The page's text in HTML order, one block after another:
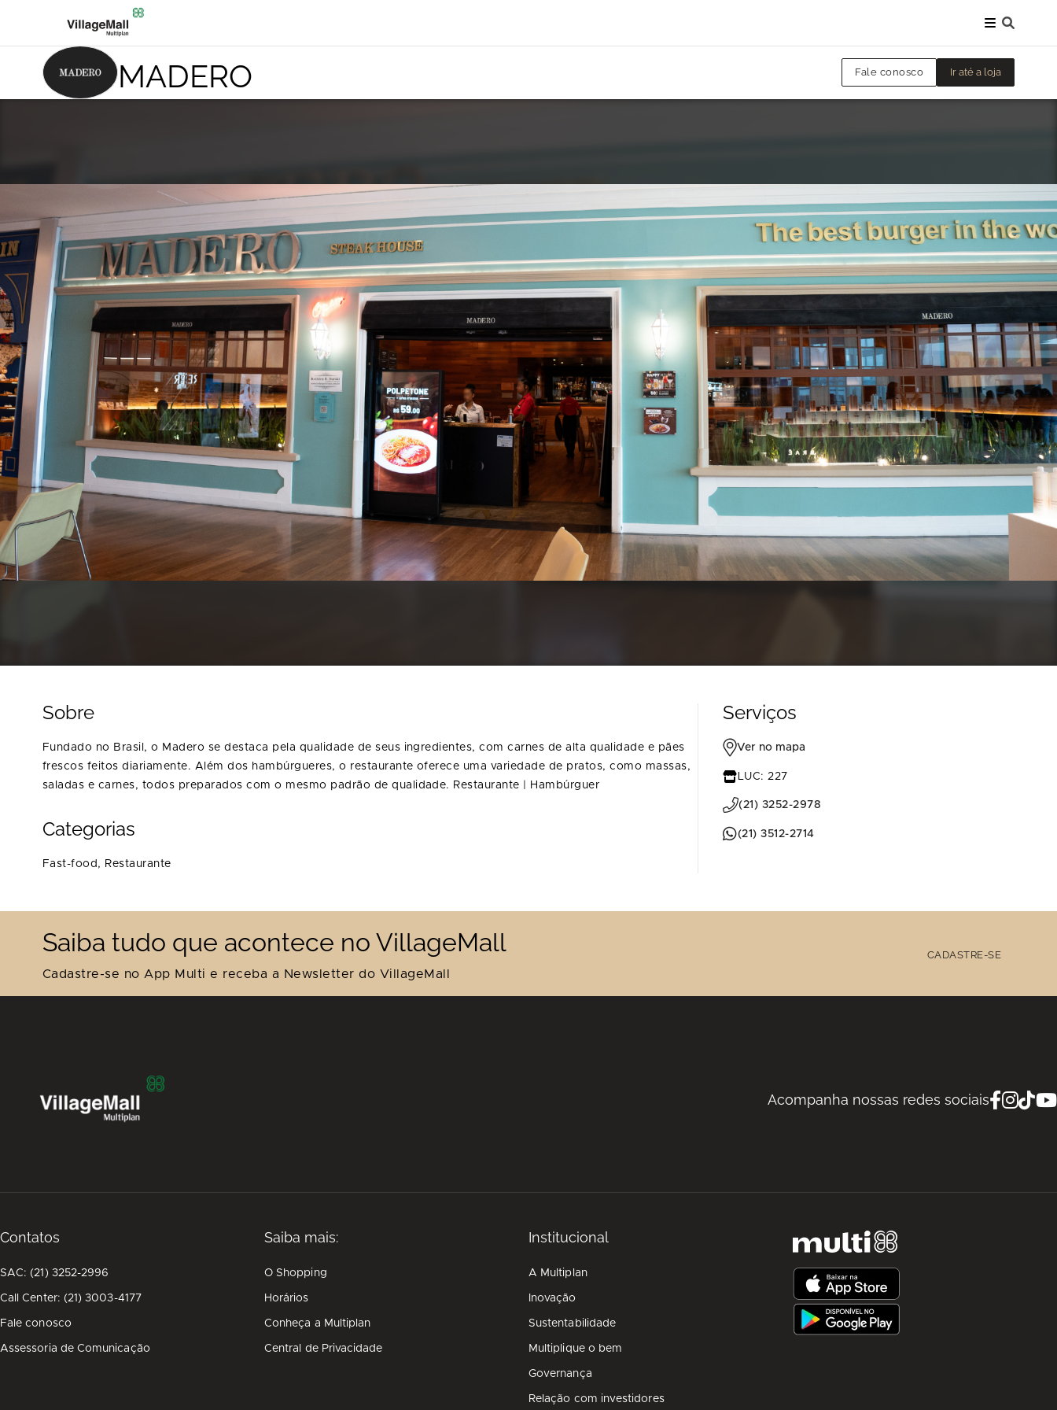
MADERO Fale conosco Ir até a loja
Sobre
Fundado no Brasil, o Madero se destaca pela qualidade de seus ingredientes, com carnes de alta qualidade e pães
frescos feitos diariamente. Além dos hambúrgueres, o restaurante oferece uma variedade de pratos, como massas,
saladas e carnes, todos preparados com o mesmo padrão de qualidade. Restaurante | Hambúrguer
Categorias
Fast-food, Restaurante
Serviços
Ver no mapa
LUC: 227
(21) 3252-2978
(21) 3512-2714
Saiba tudo que acontece no VillageMall
Cadastre-se no App Multi e receba a Newsletter do VillageMall
CADASTRE-SE
Acompanha nossas redes sociais
Contatos
SAC: (21) 3252-2996
Call Center: (21) 3003-4177
Fale conosco
Assessoria de Comunicação
Saiba mais:
O Shopping
Horários
Conheça a Multiplan
Central de Privacidade
Institucional
A Multiplan
Inovação
Sustentabilidade
Multiplique o bem
Governança
Relação com investidores